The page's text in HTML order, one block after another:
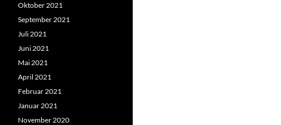
Oktober 2021
September 2021
Juli 2021
Juni 2021
Mai 2021
April 2021
Februar 2021
Januar 2021
November 2020